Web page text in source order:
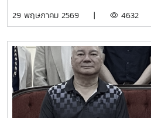
สาขาการพัฒนาทรัพยากรมนุษย์ ? ภ
บริหาร อาจารย์คณะศิลปศาสตร์ แล
หัวหน้ากลุ่มงานบริหารทุนศึกษา ? เ
มือระหว่างประเทศ กระทรวงการต่า
ฝึกอบรมฯ พร้อมปฐมนิเทศ และชี้แจ
ฝึกอบรมฯ ครั้งนี้ มีผู้รับทุนรัฐบาลไท
29 พฤษภาคม 2569 | 4632